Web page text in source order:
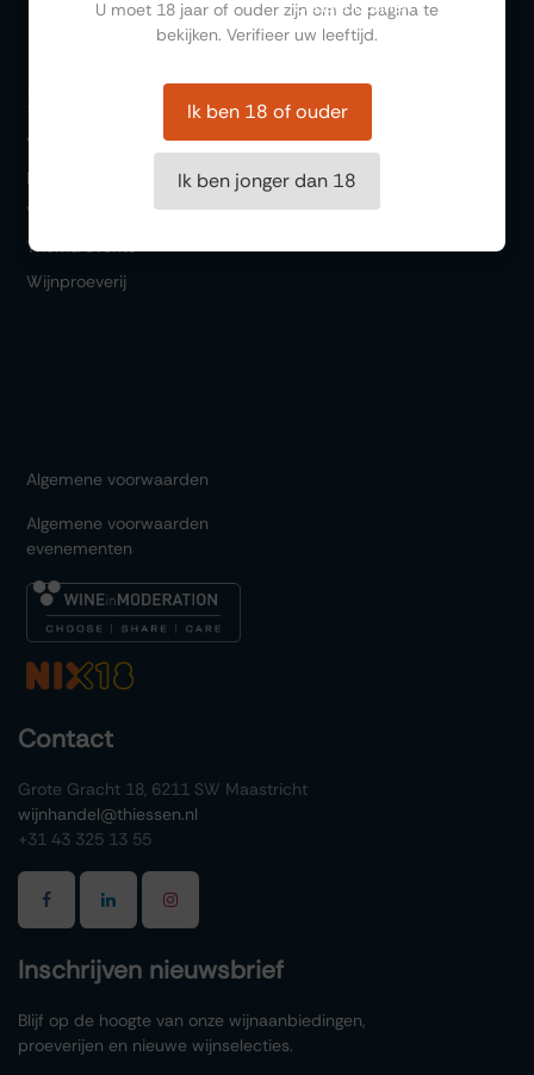
Cadeaubonnen
Bezoeken
Winkel
Bar 1717
Wijn & Spijs
Thema events
Wijnproeverij
Algemene voorwaarden
Algemene voorwaarden
evenementen
Contact
Grote Gracht 18, 6211 SW Maastricht
wijnhandel@thiessen.nl
+31 43 325 13 55
Inschrijven nieuwsbrief
Blijf op de hoogte van onze wijnaanbiedingen,
proeverijen en nieuwe wijnselecties.
U moet 18 jaar of ouder zijn om de pagina te
bekijken. Verifieer uw leeftijd.
Ik ben 18 of ouder
Ik ben jonger dan 18